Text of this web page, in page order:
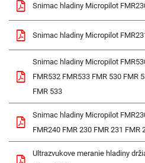
Snimac hladiny Micropilot
Snimac hladiny Micropilot
Snimac hladiny Micropilot
FMR532 FMR533 FMR 530 FMR
FMR 533
Snimac hladiny Micropilot
FMR240 FMR 230 FMR 231 FMR
Ultrazvukove meranie hladiny